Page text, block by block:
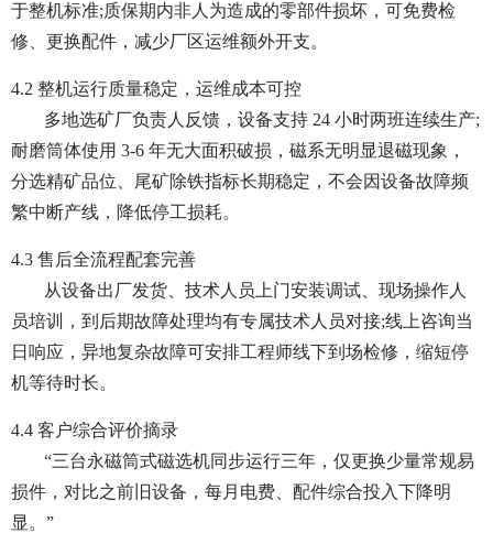
于整机标准;质保期内非人为造成的零部件损坏，可免费检
修、更换配件，减少厂区运维额外开支。
4.2 整机运行质量稳定，运维成本可控
多地选矿厂负责人反馈，设备支持 24 小时两班连续生产;
耐磨筒体使用 3-6 年无大面积破损，磁系无明显退磁现象，
分选精矿品位、尾矿除铁指标长期稳定，不会因设备故障频
繁中断产线，降低停工损耗。
4.3 售后全流程配套完善
从设备出厂发货、技术人员上门安装调试、现场操作人
员培训，到后期故障处理均有专属技术人员对接;线上咨询当
日响应，异地复杂故障可安排工程师线下到场检修，缩短停
机等待时长。
4.4 客户综合评价摘录
“三台永磁筒式磁选机同步运行三年，仅更换少量常规易
损件，对比之前旧设备，每月电费、配件综合投入下降明
显。”